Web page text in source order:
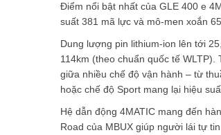
Điểm nổi bật nhất của GLE 400 e
suất 381 mã lực và mô-men xoắn
Dung lượng pin lithium-ion lên tới
114km (theo chuẩn quốc tế
giữa nhiều chế độ vận hành – từ
hoặc chế độ Sport mang lại hiệu
Hệ dẫn động 4MATIC mang đến
Road của MBUX giúp người lái tự